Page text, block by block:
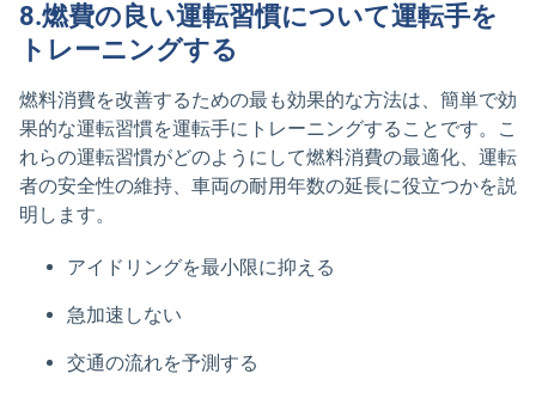
8.燃費の良い運転習慣について運転手を
トレーニングする
燃料消費を改善するための最も効果的な方法は、簡単で効
果的な運転習慣を運転手にトレーニングすることです。こ
れらの運転習慣がどのようにして燃料消費の最適化、運転
者の安全性の維持、車両の耐用年数の延長に役立つかを説
明します。
アイドリングを最小限に抑える
急加速しない
交通の流れを予測する